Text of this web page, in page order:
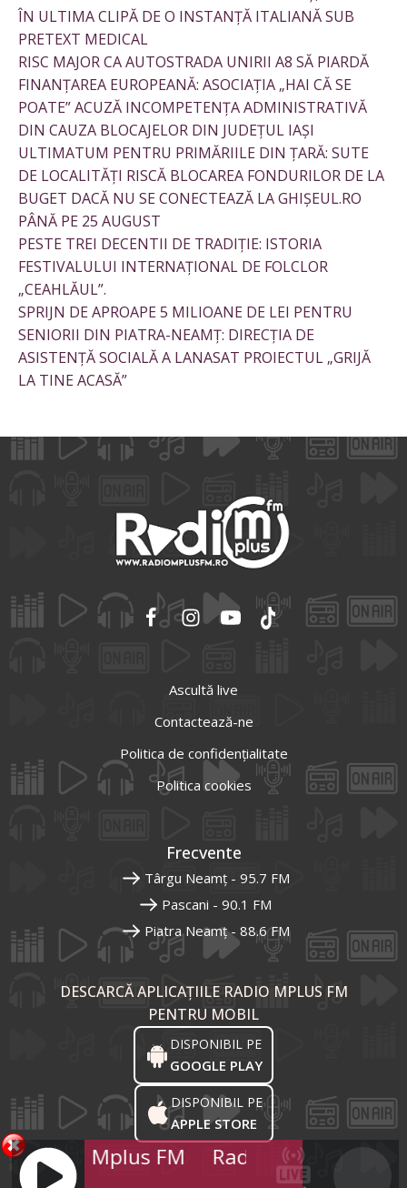
ÎN ULTIMA CLIPĂ DE O INSTANȚĂ ITALIANĂ SUB
PRETEXT MEDICAL
RISC MAJOR CA AUTOSTRADA UNIRII A8 SĂ PIARDĂ
FINANȚAREA EUROPEANĂ: ASOCIAȚIA „HAI CĂ SE
POATE” ACUZĂ INCOMPETENȚA ADMINISTRATIVĂ
DIN CAUZA BLOCAJELOR DIN JUDEȚUL IAȘI
ULTIMATUM PENTRU PRIMĂRIILE DIN ȚARĂ: SUTE
DE LOCALITĂȚI RISCĂ BLOCAREA FONDURILOR DE LA
BUGET DACĂ NU SE CONECTEAZĂ LA GHIȘEUL.RO
PÂNĂ PE 25 AUGUST
PESTE TREI DECENTII DE TRADIȚIE: ISTORIA
FESTIVALULUI INTERNAȚIONAL DE FOLCLOR
„CEAHLĂUL”.
SPRIJN DE APROAPE 5 MILIOANE DE LEI PENTRU
SENIORII DIN PIATRA-NEAMȚ: DIRECȚIA DE
ASISTENȚĂ SOCIALĂ A LANASAT PROIECTUL „GRIJĂ
LA TINE ACASĂ”
Ascultă live
Contactează-ne
Politica de confidențialitate
Politica cookies
Frecvente
Târgu Neamț - 95.7 FM
Pascani - 90.1 FM
Piatra Neamț - 88.6 FM
DESCARCĂ APLICAȚIILE RADIO MPLUS FM
PENTRU MOBIL
DISPONIBIL PE
GOOGLE PLAY
DISPONIBIL PE
APPLE STORE
Radio Mplus FM Radio Mplus FM